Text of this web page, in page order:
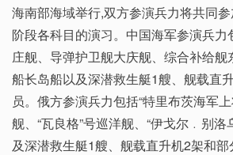
海南部海域举行,双方参演兵力将共同
阶段各科目的演习。中国海军参演兵力
庄舰、导弹护卫舰大庆舰、综合补给
船长岛船以及深潜救生艇1艘、舰载直
员。俄方参演兵力包括“特里布茨海军
舰、“瓦良格”号巡洋舰、“伊戈尔﹒别洛
及深潜救生艇1艘、舰载直升机2架和